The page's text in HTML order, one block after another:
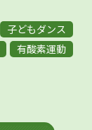
子どもダンス
有酸素運動